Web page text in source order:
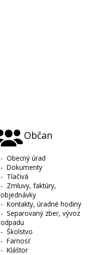
Občan
-Obecný úrad
-Dokumenty
- Tlačivá
- Zmluvy, faktúry,
objednávky
-Kontakty, úradné hodiny
-Separovaný zber, vývoz
odpadu
-Školstvo
-Farnosť
-Kláštor